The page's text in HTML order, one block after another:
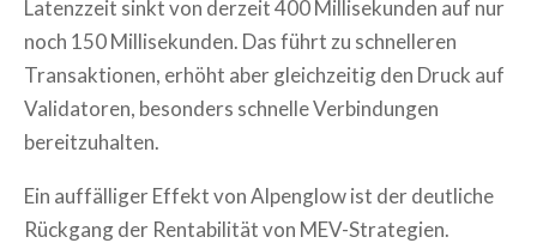
Latenzzeit sinkt von derzeit 400 Millisekunden auf nur
noch 150 Millisekunden. Das führt zu schnelleren
Transaktionen, erhöht aber gleichzeitig den Druck auf
Validatoren, besonders schnelle Verbindungen
bereitzuhalten.
Ein auffälliger Effekt von Alpenglow ist der deutliche
Rückgang der Rentabilität von MEV-Strategien.